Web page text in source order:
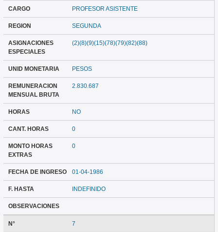
CARGO PROFESOR ASISTENTE
REGION SEGUNDA
ASIGNACIONES
ESPECIALES
(2)(8)(9)(15)(78)(79)(82)(88)
UNID MONETARIA PESOS
REMUNERACION
MENSUAL BRUTA
2.830.687
HORAS NO
CANT. HORAS 0
MONTO HORAS
EXTRAS
0
FECHA DE INGRESO 01-04-1986
F. HASTA INDEFINIDO
OBSERVACIONES
N° 7